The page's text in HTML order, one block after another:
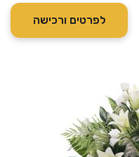
לפרטים ורכישה